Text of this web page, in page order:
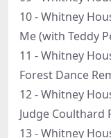
10 - Whitney
Me (with Teddy
11 - Whitney
Forest Dance
12 - Whitney
Judge Coulthard
13 - Whitney